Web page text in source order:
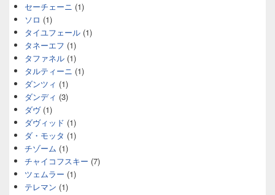
セーチェーニ (1)
ソロ (1)
タイユフェール (1)
タネーエフ (1)
タファネル (1)
タルティーニ (1)
ダンツィ (1)
ダンディ (3)
ダヴ(1)
ダヴィッド (1)
ダ・モッタ (1)
チゾーム (1)
チャイコフスキー (7)
ツェムラー (1)
テレマン (1)